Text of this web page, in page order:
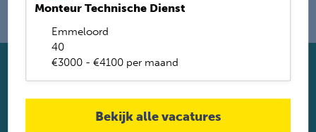
Monteur Technische Dienst
Emmeloord
40
€3000 - €4100 per maand
Bekijk alle vacatures
Solliciteer direct
Twijfel je of je geschikt bent? Laat dan toch je gegevens
achter. Met ruim 1.200 vacatures vinden wij voor jou de
perfecte baan. Je krijgt binnen 2 werkdagen reactie.